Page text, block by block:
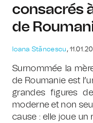
consacrés
de
Ioana Stăncescu ,
Surnommée la
de Roumanie est
grandes figures
moderne et non
cause : elle joue